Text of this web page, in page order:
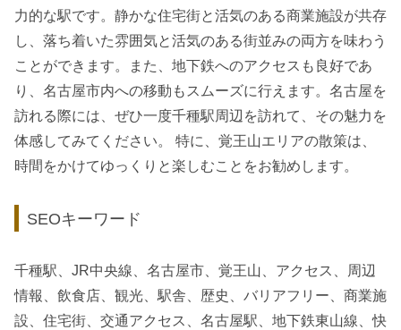
力的な駅です。静かな住宅街と活気のある商業施設が共存
し、落ち着いた雰囲気と活気のある街並みの両方を味わう
ことができます。また、地下鉄へのアクセスも良好であ
り、名古屋市内への移動もスムーズに行えます。名古屋を
訪れる際には、ぜひ一度千種駅周辺を訪れて、その魅力を
体感してみてください。 特に、覚王山エリアの散策は、
時間をかけてゆっくりと楽しむことをお勧めします。
SEOキーワード
千種駅、JR中央線、名古屋市、覚王山、アクセス、周辺
情報、飲食店、観光、駅舎、歴史、バリアフリー、商業施
設、住宅街、交通アクセス、名古屋駅、地下鉄東山線、快